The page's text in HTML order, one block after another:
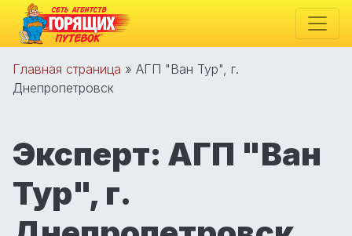
Главная страница » АГП "Ван Тур", г.
Днепропетровск
Эксперт: АГП "Ван
Тур", г.